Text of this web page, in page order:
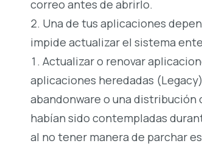
correo antes de abrirlo.
Una de tus aplicaciones
impide actualizar el sistema
Actualizar o renovar
aplicaciones heredadas
abandonware o una
habían sido contempladas
al no tener manera de parchar